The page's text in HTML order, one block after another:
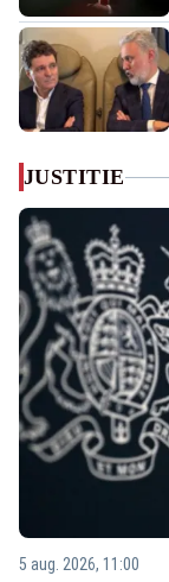
JUSTITIE
5 aug. 2026, 11:00